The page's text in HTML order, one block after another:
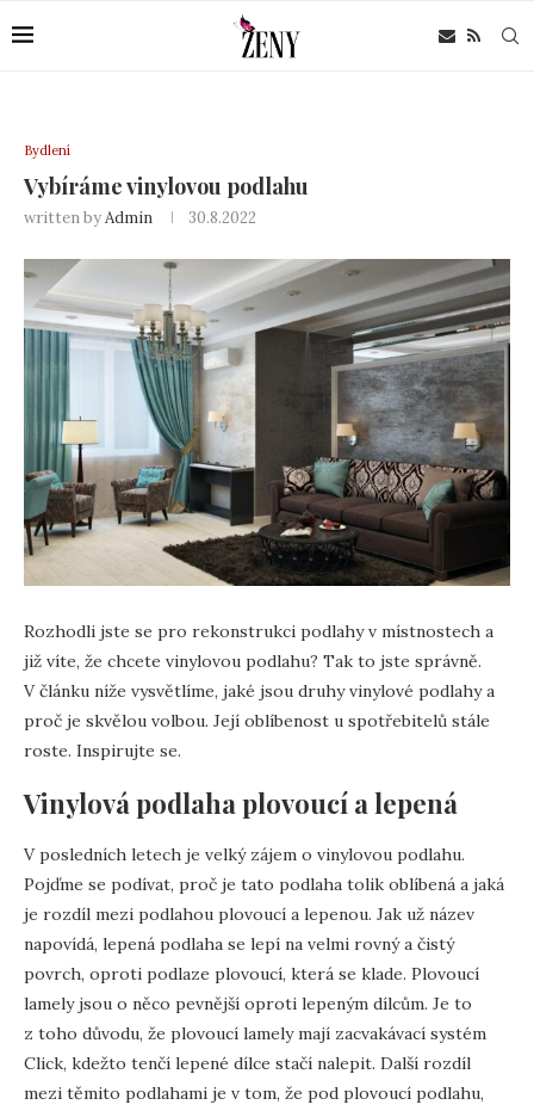
Bydlení
Vybíráme vinylovou podlahu
written byAdmin 30.8.2022
Rozhodli jste se pro rekonstrukci podlahy v místnostech a
již víte, že chcete vinylovou podlahu? Tak to jste správně.
V článku níže vysvětlíme, jaké jsou druhy vinylové podlahy a
proč je skvělou volbou. Její oblíbenost u spotřebitelů stále
roste. Inspirujte se.
Vinylová podlaha plovoucí a lepená
V posledních letech je velký zájem o vinylovou podlahu.
Pojďme se podívat, proč je tato podlaha tolik oblíbená a jaká
je rozdíl mezi podlahou plovoucí a lepenou. Jak už název
napovídá, lepená podlaha se lepí na velmi rovný a čistý
povrch, oproti podlaze plovoucí, která se klade. Plovoucí
lamely jsou o něco pevnější oproti lepeným dílcům. Je to
z toho důvodu, že plovoucí lamely mají zacvakávací systém
Click, kdežto tenčí lepené dílce stačí nalepit. Další rozdíl
mezi těmito podlahami je v tom, že pod plovoucí podlahu,